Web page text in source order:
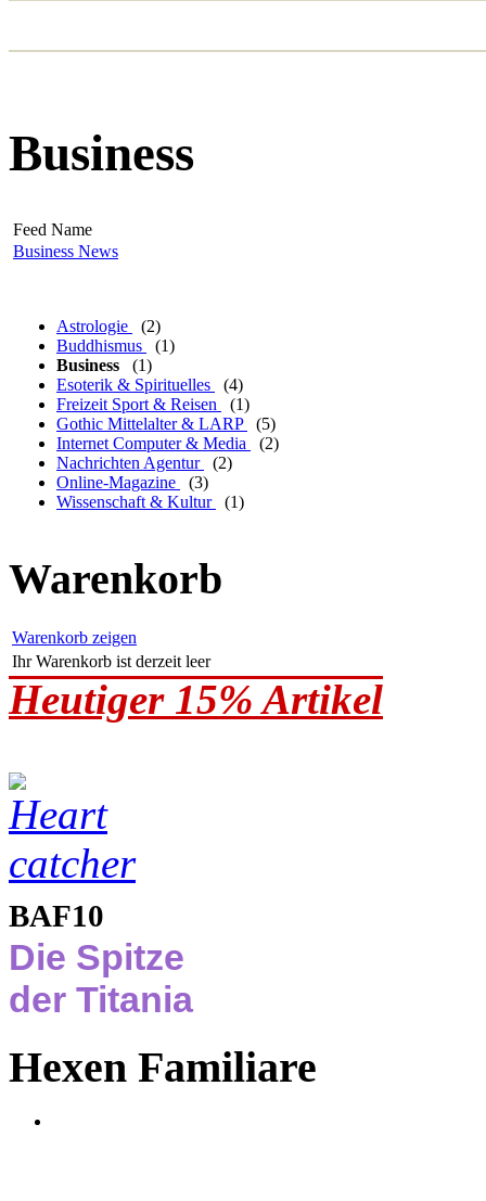
Business
Feed Name
Business News
Astrologie
(2)
Buddhismus
(1)
Business
(1)
Esoterik & Spirituelles
(4)
Freizeit Sport & Reisen
(1)
Gothic Mittelalter & LARP
(5)
Internet Computer & Media
(2)
Nachrichten Agentur
(2)
Online-Magazine
(3)
Wissenschaft & Kultur
(1)
Warenkorb
Warenkorb zeigen
Ihr Warenkorb ist derzeit leer
Heutiger 15% Artikel
BAF10
Die Spitze
der Titania
Hexen Familiare